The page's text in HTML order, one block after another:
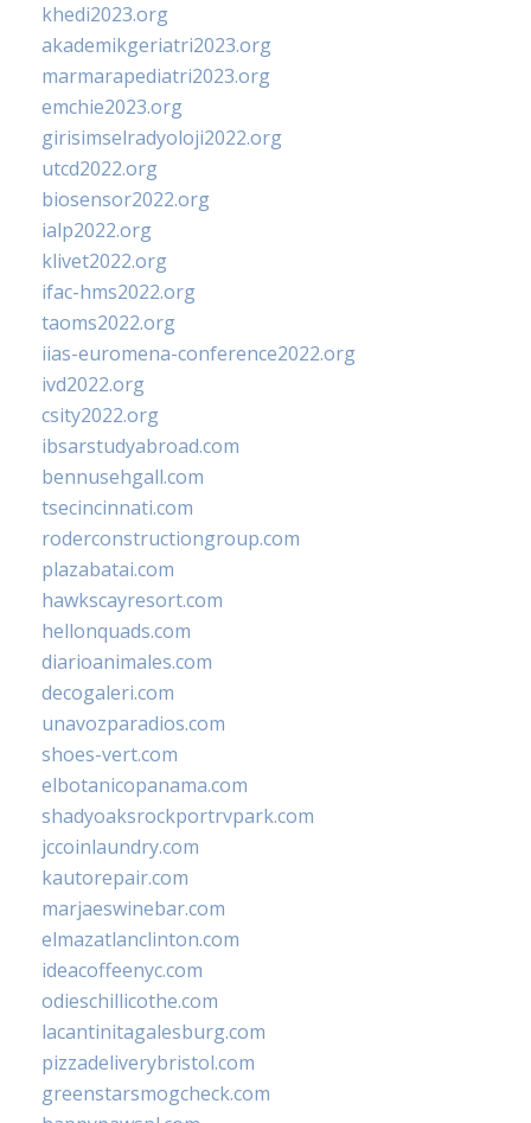
khedi2023.org
akademikgeriatri2023.org
marmarapediatri2023.org
emchie2023.org
girisimselradyoloji2022.org
utcd2022.org
biosensor2022.org
ialp2022.org
klivet2022.org
ifac-hms2022.org
taoms2022.org
iias-euromena-conference2022.org
ivd2022.org
csity2022.org
ibsarstudyabroad.com
bennusehgall.com
tsecincinnati.com
roderconstructiongroup.com
plazabatai.com
hawkscayresort.com
hellonquads.com
diarioanimales.com
decogaleri.com
unavozparadios.com
shoes-vert.com
elbotanicopanama.com
shadyoaksrockportrvpark.com
jccoinlaundry.com
kautorepair.com
marjaeswinebar.com
elmazatlanclinton.com
ideacoffeenyc.com
odieschillicothe.com
lacantinitagalesburg.com
pizzadeliverybristol.com
greenstarsmogcheck.com